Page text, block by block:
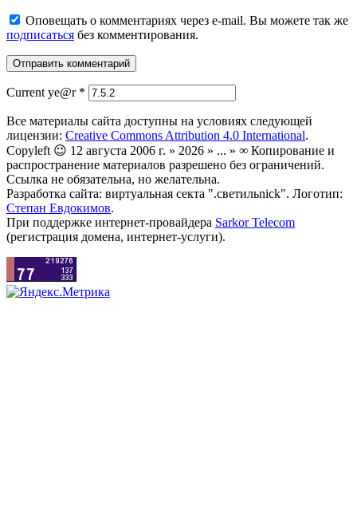
Оповещать о комментариях через e-mail. Вы можете так же
подписаться без комментирования.
Current ye@r *
Все материалы сайта доступны на условиях следующей
лицензии: Creative Commons Attribution 4.0 International.
Copyleft 😉 12 августа 2006 г. » 2026 » ... » ∞ Копирование и
распространение материалов разрешено без ограничений.
Ссылка не обязательна, но желательна.
Разработка сайта: виртуальная секта ".светильnick". Логотип:
Степан Евдокимов.
При поддержке интернет-провайдера Sarkor Telecom
(регистрация домена, интернет-услуги).